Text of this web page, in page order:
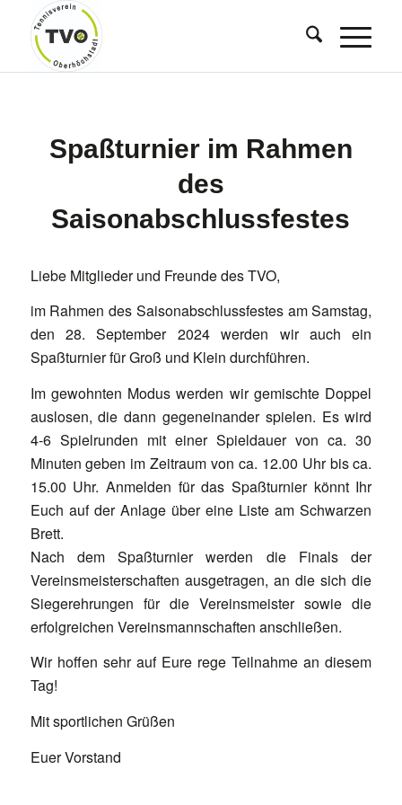
Spaßturnier im Rahmen
des
Saisonabschlussfestes
Liebe Mitglieder und Freunde des TVO,
im Rahmen des Saisonabschlussfestes am Samstag,
den 28. September 2024 werden wir auch ein
Spaßturnier für Groß und Klein durchführen.
Im gewohnten Modus werden wir gemischte Doppel
auslosen, die dann gegeneinander spielen. Es wird
4-6 Spielrunden mit einer Spieldauer von ca. 30
Minuten geben im Zeitraum von ca. 12.00 Uhr bis ca.
15.00 Uhr. Anmelden für das Spaßturnier könnt Ihr
Euch auf der Anlage über eine Liste am Schwarzen
Brett.
Nach dem Spaßturnier werden die Finals der
Vereinsmeisterschaften ausgetragen, an die sich die
Siegerehrungen für die Vereinsmeister sowie die
erfolgreichen Vereinsmannschaften anschließen.
Wir hoffen sehr auf Eure rege Teilnahme an diesem
Tag!
Mit sportlichen Grüßen
Euer Vorstand